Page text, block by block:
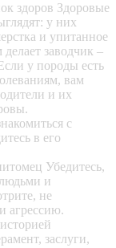
здоров Здоровые
у них
и упитанное
заводчик –
у породы есть
вам
и их
с
в его
Убедитесь,
и
не
агрессию.
заслуги,